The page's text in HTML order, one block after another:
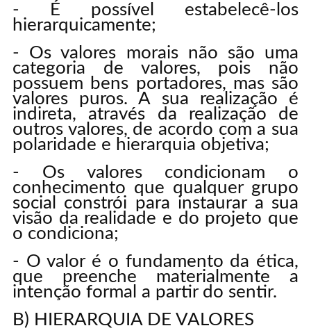
- É possível estabelecê-los
hierarquicamente;
- Os valores morais não são uma
categoria de valores, pois não
possuem bens portadores, mas são
valores puros. A sua realização é
indireta, através da realização de
outros valores, de acordo com a sua
polaridade e hierarquia objetiva;
- Os valores condicionam o
conhecimento que qualquer grupo
social constrói para instaurar a sua
visão da realidade e do projeto que
o condiciona;
- O valor é o fundamento da ética,
que preenche materialmente a
intenção formal a partir do sentir.
B) HIERARQUIA DE VALORES